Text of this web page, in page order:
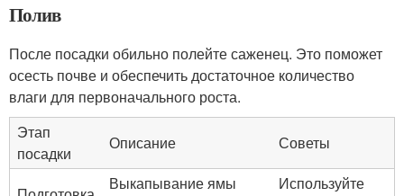
Полив
После посадки обильно полейте саженец. Это поможет
осесть почве и обеспечить достаточное количество
влаги для первоначального роста.
Этап
посадки
Описание Советы
Выкапывание ямы
Используйте